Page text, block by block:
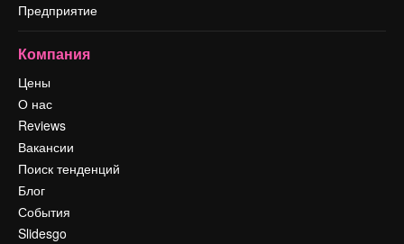
Предприятие
Компания
Цены
О нас
Reviews
Вакансии
Поиск тенденций
Блог
События
Slidesgo